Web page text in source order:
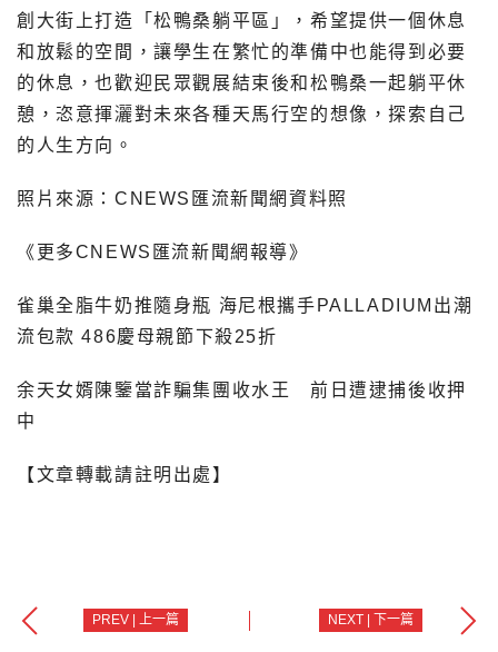
創大街上打造「松鴨桑躺平區」，希望提供一個休息
和放鬆的空間，讓學生在繁忙的準備中也能得到必要
的休息，也歡迎民眾觀展結束後和松鴨桑一起躺平休
憩，恣意揮灑對未來各種天馬行空的想像，探索自己
的人生方向。
照片來源：CNEWS匯流新聞網資料照
《更多CNEWS匯流新聞網報導》
雀巢全脂牛奶推隨身瓶 海尼根攜手PALLADIUM出潮
流包款 486慶母親節下殺25折
余天女婿陳鑒當詐騙集團收水王 前日遭逮捕後收押
中
【文章轉載請註明出處】
PREV | 上一篇 NEXT | 下一篇